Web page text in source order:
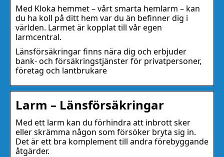
Med Kloka hemmet – vårt smarta hemlarm – kan
du ha koll på ditt hem var du än befinner dig i
världen. Larmet är kopplat till vår egen
larmcentral.
Länsförsäkringar finns nära dig och erbjuder
bank- och försäkringstjänster för privatpersoner,
företag och lantbrukare
Larm – Länsförsäkringar
Med ett larm kan du förhindra att inbrott sker
eller skrämma någon som försöker bryta sig in.
Det är ett bra komplement till andra förebyggande
åtgärder.